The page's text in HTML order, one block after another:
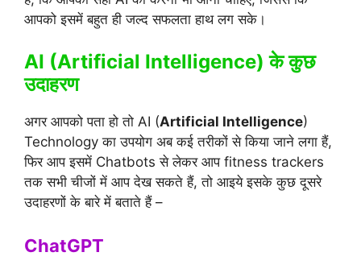
आपको इसमें बहुत ही जल्द सफलता हाथ लग सके।
AI (Artificial Intelligence) के कुछ
उदाहरण
अगर आपको पता हो तो AI (Artificial Intelligence)
Technology का उपयोग अब कई तरीकों से किया जाने लगा हैं,
फिर आप इसमें Chatbots से लेकर आप fitness trackers
तक सभी चीजों में आप देख सकते हैं, तो आइये इसके कुछ दूसरे
उदाहरणों के बारे में बताते हैं –
ChatGPT